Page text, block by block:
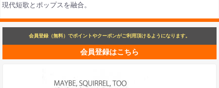
現代短歌とポップスを融合。
会員登録（無料）でポイントやクーポンがご利用頂けるようになります。
会員登録はこちら